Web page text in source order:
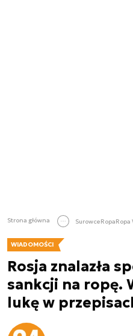
Strona główna SurowceRopaRopa
WIADOMOŚCI
Rosja znalazła
sankcji na ropę.
lukę w